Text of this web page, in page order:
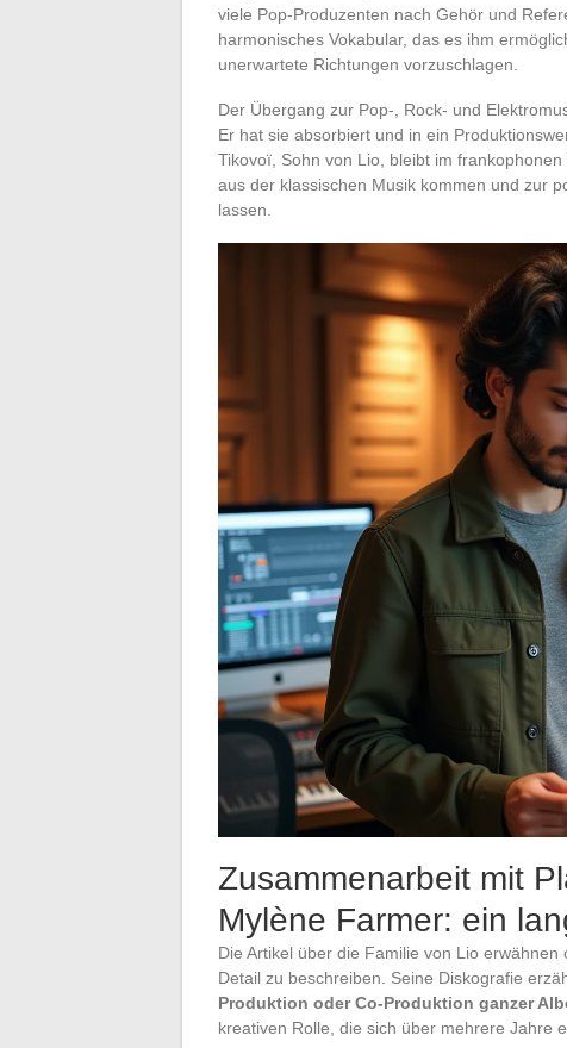
viele Pop-Produzenten nach Gehör und
harmonisches Vokabular, das es ihm
unerwartete Richtungen vorzuschlagen.
Der Übergang zur Pop-, Rock- und
Er hat sie absorbiert und in ein
Tikovoï, Sohn von Lio, bleibt im
aus der klassischen Musik kommen und zur
lassen.
Zusammenarbeit mit
Mylène Farmer: ein
Die Artikel über die Familie von Lio
Detail zu beschreiben. Seine Diskografie
Produktion oder Co-Produktion ganzer
kreativen Rolle, die sich über mehrere Jahre